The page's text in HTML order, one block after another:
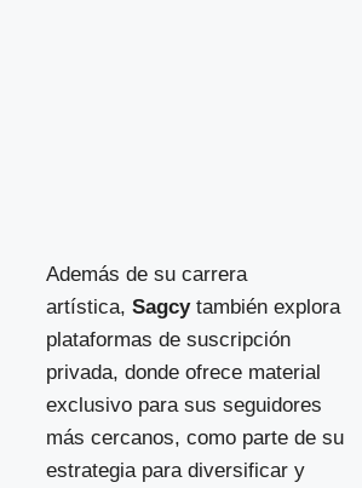
Además de su carrera
artística, Sagcytambién explora
plataformas de suscripción
privada, donde ofrece material
exclusivo para sus seguidores
más cercanos, como parte de su
estrategia para diversificar y